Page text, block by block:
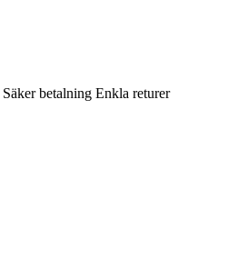
Säker betalning Enkla returer